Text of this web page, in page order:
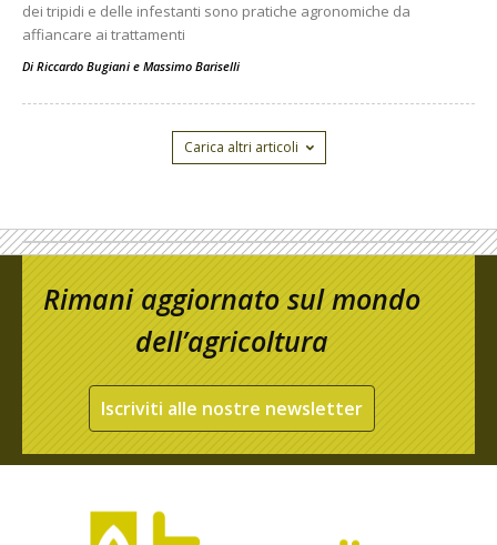
dei tripidi e delle infestanti sono pratiche agronomiche da
affiancare ai trattamenti
Di Riccardo Bugiani e Massimo Bariselli
Carica altri articoli
Rimani aggiornato sul mondo
dell’agricoltura
Iscriviti alle nostre newsletter